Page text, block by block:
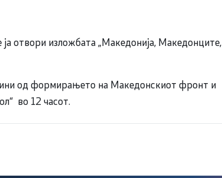
отвори изложбата „Македонија, Македонците,
од формирањето на Македонскиот фронт и
во 12 часот.